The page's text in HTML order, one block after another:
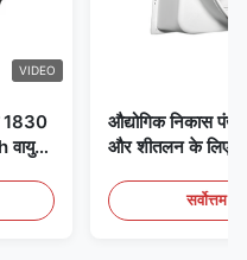
VIDEO
1830
वायु
औद्योगिक निकास पंखे
और शीतलन के लिए
सर्वोत्तम